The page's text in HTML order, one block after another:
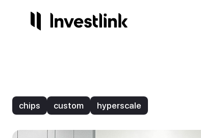
Опционы Контакты
chips custom hyperscale